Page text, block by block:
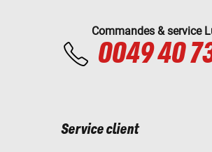
Commandes & service
0049 40
Service client